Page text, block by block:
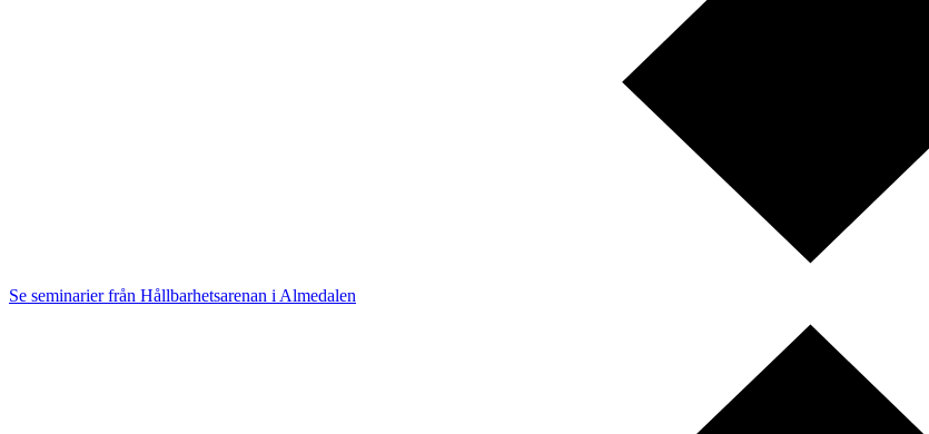
Se seminarier från Hållbarhetsarenan i Almedalen